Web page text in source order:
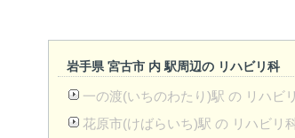
岩手県 宮古市 内 駅周辺の リハビリ科
一の渡(いちのわたり)駅 の リハビ
花原市(けばらいち)駅 の リハビリ